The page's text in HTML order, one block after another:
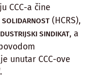
CCC-a čine
SOLIDARNOST (HCRS),
SINDIKAT, a
unutar CCC-ove